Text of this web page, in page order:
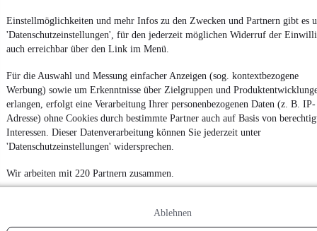
Einstellmöglichkeiten und mehr Infos zu den Zwecken und Partnern gibt es
'Datenschutzeinstellungen', für den jederzeit möglichen Widerruf der
auch erreichbar über den Link im Menü.
Für die Auswahl und Messung einfacher Anzeigen (sog. kontextbezogene
Werbung) sowie um Erkenntnisse über Zielgruppen und
erlangen, erfolgt eine Verarbeitung Ihrer personenbezogenen Daten (z. B. IP-
Adresse) ohne Cookies durch bestimmte Partner auch auf Basis von
Interessen. Dieser Datenverarbeitung können Sie jederzeit unter
'Datenschutzeinstellungen' widersprechen.
Wir arbeiten mit 220 Partnern zusammen.
Ablehnen
Datenschutz
Datenschutzeinstellungen
Erklärung zur Barrierefreiheit
Report Security Vulnerability (English)
Powered by
Weitere Fahrzeuge gibt es auf mobile.de, dem Marktplatz für
AutosundMotorräder